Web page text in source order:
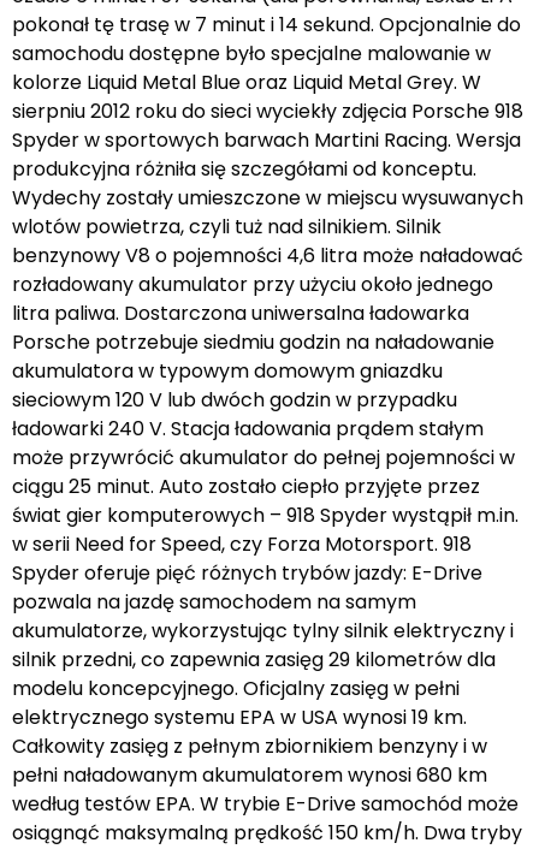
pokonał tę trasę w 7 minut i 14 sekund. Opcjonalnie do
samochodu dostępne było specjalne malowanie w
kolorze Liquid Metal Blue oraz Liquid Metal Grey. W
sierpniu 2012 roku do sieci wyciekły zdjęcia Porsche 918
Spyder w sportowych barwach Martini Racing. Wersja
produkcyjna różniła się szczegółami od konceptu.
Wydechy zostały umieszczone w miejscu wysuwanych
wlotów powietrza, czyli tuż nad silnikiem. Silnik
benzynowy V8 o pojemności 4,6 litra może naładować
rozładowany akumulator przy użyciu około jednego
litra paliwa. Dostarczona uniwersalna ładowarka
Porsche potrzebuje siedmiu godzin na naładowanie
akumulatora w typowym domowym gniazdku
sieciowym 120 V lub dwóch godzin w przypadku
ładowarki 240 V. Stacja ładowania prądem stałym
może przywrócić akumulator do pełnej pojemności w
ciągu 25 minut. Auto zostało ciepło przyjęte przez
świat gier komputerowych – 918 Spyder wystąpił m.in.
w serii Need for Speed, czy Forza Motorsport. 918
Spyder oferuje pięć różnych trybów jazdy: E-Drive
pozwala na jazdę samochodem na samym
akumulatorze, wykorzystując tylny silnik elektryczny i
silnik przedni, co zapewnia zasięg 29 kilometrów dla
modelu koncepcyjnego. Oficjalny zasięg w pełni
elektrycznego systemu EPA w USA wynosi 19 km.
Całkowity zasięg z pełnym zbiornikiem benzyny i w
pełni naładowanym akumulatorem wynosi 680 km
według testów EPA. W trybie E-Drive samochód może
osiągnąć maksymalną prędkość 150 km/h. Dwa tryby